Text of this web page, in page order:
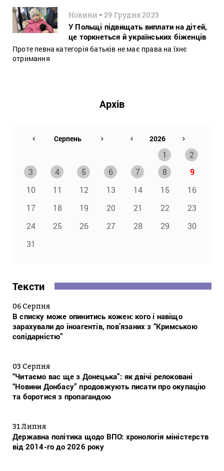
Новини -29 Грудня 2023
У Польщі підвищать виплати на дітей,
це торкнеться й українських біженців
Проте певна категорія батьків не має права на їхнє
отримання
Архів
1
2
3
4 5 6 7 8
9
10
11 12 13 14 15
16
17
18 19 20 21 22
23
24
25 26 27 28 29
30
31
Тексти
06 Серпня
В списку може опинитись кожен: кого і навіщо
зарахували до іноагентів, пов’язаних з “Кримською
солідарністю”
03 Серпня
“Читаємо вас ще з Донецька”: як двічі релоковані
“Новини Донбасу” продовжують писати про окупацію
та боротися з пропагандою
31 Липня
Державна політика щодо ВПО: хронологія міністерств
від 2014-го до 2026 року